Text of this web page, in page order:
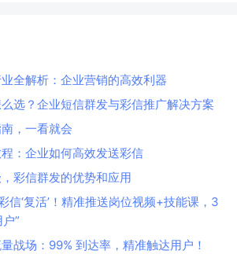
全解析：企业营销的高效利器
选？企业短信群发与彩信推广解决方案
，一看就会
：企业如何高效发送彩信
彩信群发的优势和应用
信‘复活’！精准推送岗位视频+技能课，3
”
战场：99% 到达率，精准触达用户！